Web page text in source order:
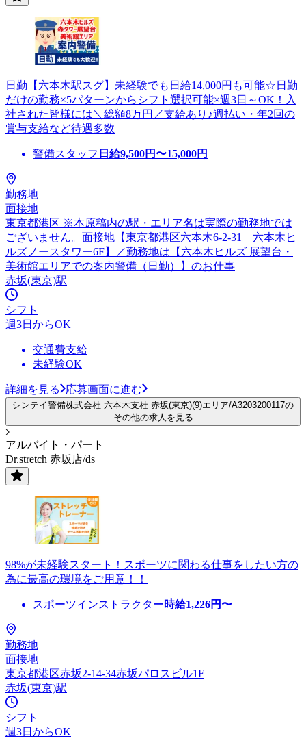
日勤【六本木駅スグ】未経験でも日給14,000円も可能☆日勤
だけの勤務×5パターンからシフト選択可能×週3日～OK！入
社された皆様には＼総額8万円／支給あり♪週払い・年2回の
賞与支給など待遇多数
警備スタッフ 日給9,500円〜15,000円
勤務地
面接地
東京都港区 ※本原稿内の駅・エリア名は実際の勤務地では
ございません。面接地【東京都港区六本木6-2-31 六本木ヒ
ルズノースタワー6F】／勤務地は【六本木ヒルズ 展望台・
美術館エリアでの案内警備（日勤）】のお仕事
赤坂(東京)駅
シフト
週3日からOK
交通費支給
未経験OK
詳細を見る 応募画面に進む
シンテイ警備株式会社 六本木支社 赤坂(東京)(9)エリア/A3203200117の
その他の求人を見る
アルバイト・パート
Dr.stretch 赤坂店/ds
98%が未経験スタート！スポーツに関わる仕事をしたい方の
為に最高の環境をご用意！！
スポーツインストラクター時給1,226円〜
勤務地
面接地
東京都港区赤坂2-14-34赤坂パロスビル1F
赤坂(東京)駅
シフト
週3日からOK